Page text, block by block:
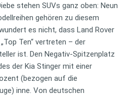
stehen SUVs ganz oben: Neun
gehören zu diesem
es nicht, dass Land Rover
Ten“ vertreten – der
ist. Den Negativ-Spitzenplatz
der Kia Stinger mit einer
(bezogen auf die
inne. Von deutschen